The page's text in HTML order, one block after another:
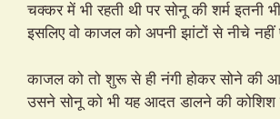
चक्कर में भी रहती थी पर सोनू की शर्म इतनी
इसलिए वो काजल को अपनी झांटों से नीचे नहीं
काजल को तो शुरू से ही नंगी होकर सोने की
उसने सोनू को भी यह आदत डालने की कोशिश